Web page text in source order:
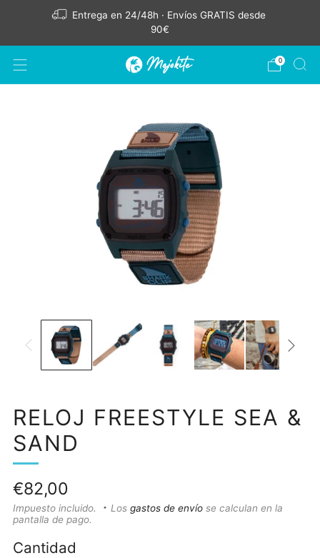
Entrega en 24/48h · Envíos GRATIS desde
90€
0
RELOJ FREESTYLE SEA &
SAND
Precio
habitual
€82,00
Impuesto incluido. Los gastos de envío se calculan en la
pantalla de pago.
Cantidad